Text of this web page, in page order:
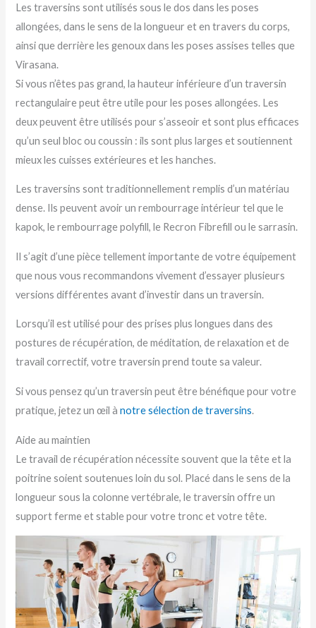
Les traversins sont utilisés sous le dos dans les poses
allongées, dans le sens de la longueur et en travers du corps,
ainsi que derrière les genoux dans les poses assises telles que
Virasana.
Si vous n’êtes pas grand, la hauteur inférieure d’un traversin
rectangulaire peut être utile pour les poses allongées. Les
deux peuvent être utilisés pour s’asseoir et sont plus efficaces
qu’un seul bloc ou coussin : ils sont plus larges et soutiennent
mieux les cuisses extérieures et les hanches.
Les traversins sont traditionnellement remplis d’un matériau
dense. Ils peuvent avoir un rembourrage intérieur tel que le
kapok, le rembourrage polyfill, le Recron Fibrefill ou le sarrasin.
Il s’agit d’une pièce tellement importante de votre équipement
que nous vous recommandons vivement d’essayer plusieurs
versions différentes avant d’investir dans un traversin.
Lorsqu’il est utilisé pour des prises plus longues dans des
postures de récupération, de méditation, de relaxation et de
travail correctif, votre traversin prend toute sa valeur.
Si vous pensez qu’un traversin peut être bénéfique pour votre
pratique, jetez un œil ànotre sélection de traversins.
Aide au maintien
Le travail de récupération nécessite souvent que la tête et la
poitrine soient soutenues loin du sol. Placé dans le sens de la
longueur sous la colonne vertébrale, le traversin offre un
support ferme et stable pour votre tronc et votre tête.